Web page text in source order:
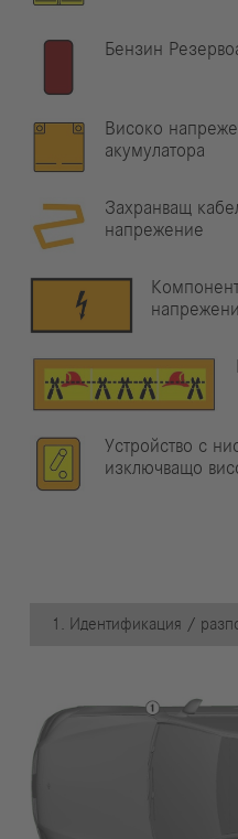
Бензин
Високо
акумулатора
Захранващ
напрежение
Устройство с
изключващо
1. Идентификация /